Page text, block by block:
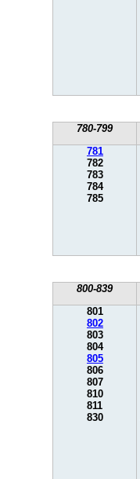
780-799
781
782
783
784
785
800-839
801
802
803
804
805
806
807
810
811
830